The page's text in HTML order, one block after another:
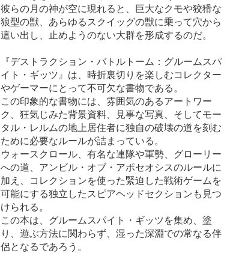
彼らの月の神が空に現れると、巨大なクモや狡猾な
狼型の獣、あらゆるスクイッグの獣に乗って穴から
這い出し、止めようのない大群を形成するのだ。
『デストラクション・バトルトーム：グルームスパ
イト・ギッツ』は、時折裏切りを楽しむコレクター
やゲーマーにとって不可欠な書物である。
この印象的な書物には、雰囲気のあるアートワー
ク、狂気じみた背景資料、見事な写真、そしてモー
タル・レルムの地上居住者に独自の破壊の道を刻む
ために必要なルールが詰まっている。
ウォースクロール、有名な連隊や軍勢、グローリー
への道、アンビル・オブ・アポセオシスのルールに
加え、コレクションを使った緊迫した戦術ゲームを
可能にする独立したスピアヘッドセクションも見つ
けられる。
この本は、グルームスパイト・ギッツを集め、塗
り、遊ぶ方法に関わらず、湿った深淵での常なる伴
侶となるであろう。